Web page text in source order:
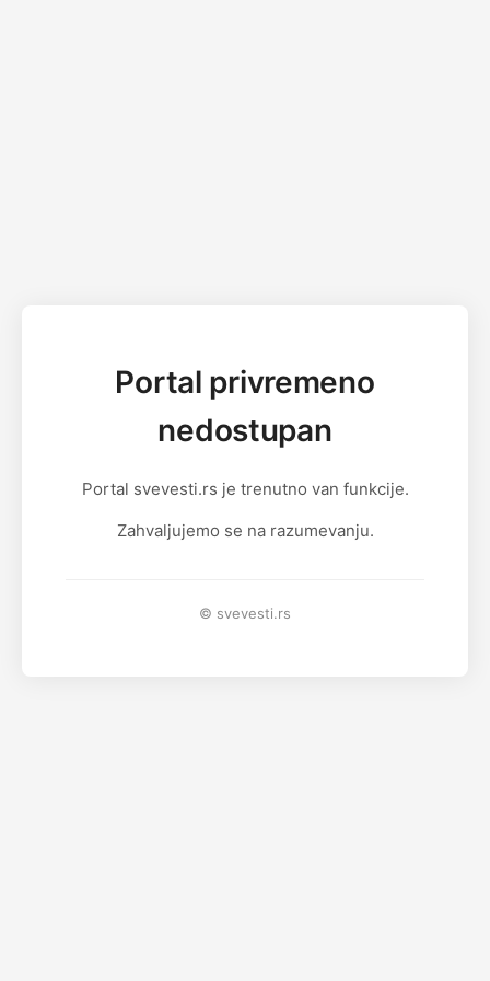
Portal privremeno
nedostupan
Portal svevesti.rs je trenutno van funkcije.
Zahvaljujemo se na razumevanju.
© svevesti.rs